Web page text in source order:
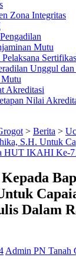
Zona Integritas
Mutu
Unggul
Akreditasi
Nilai
> Berita >
S.H. Untuk
HUT IKAHI Ke-
Dalam
Admin PN Tanah